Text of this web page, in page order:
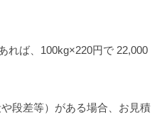
れば、100kg×220円で 22,000
段差等）がある場合、お見積